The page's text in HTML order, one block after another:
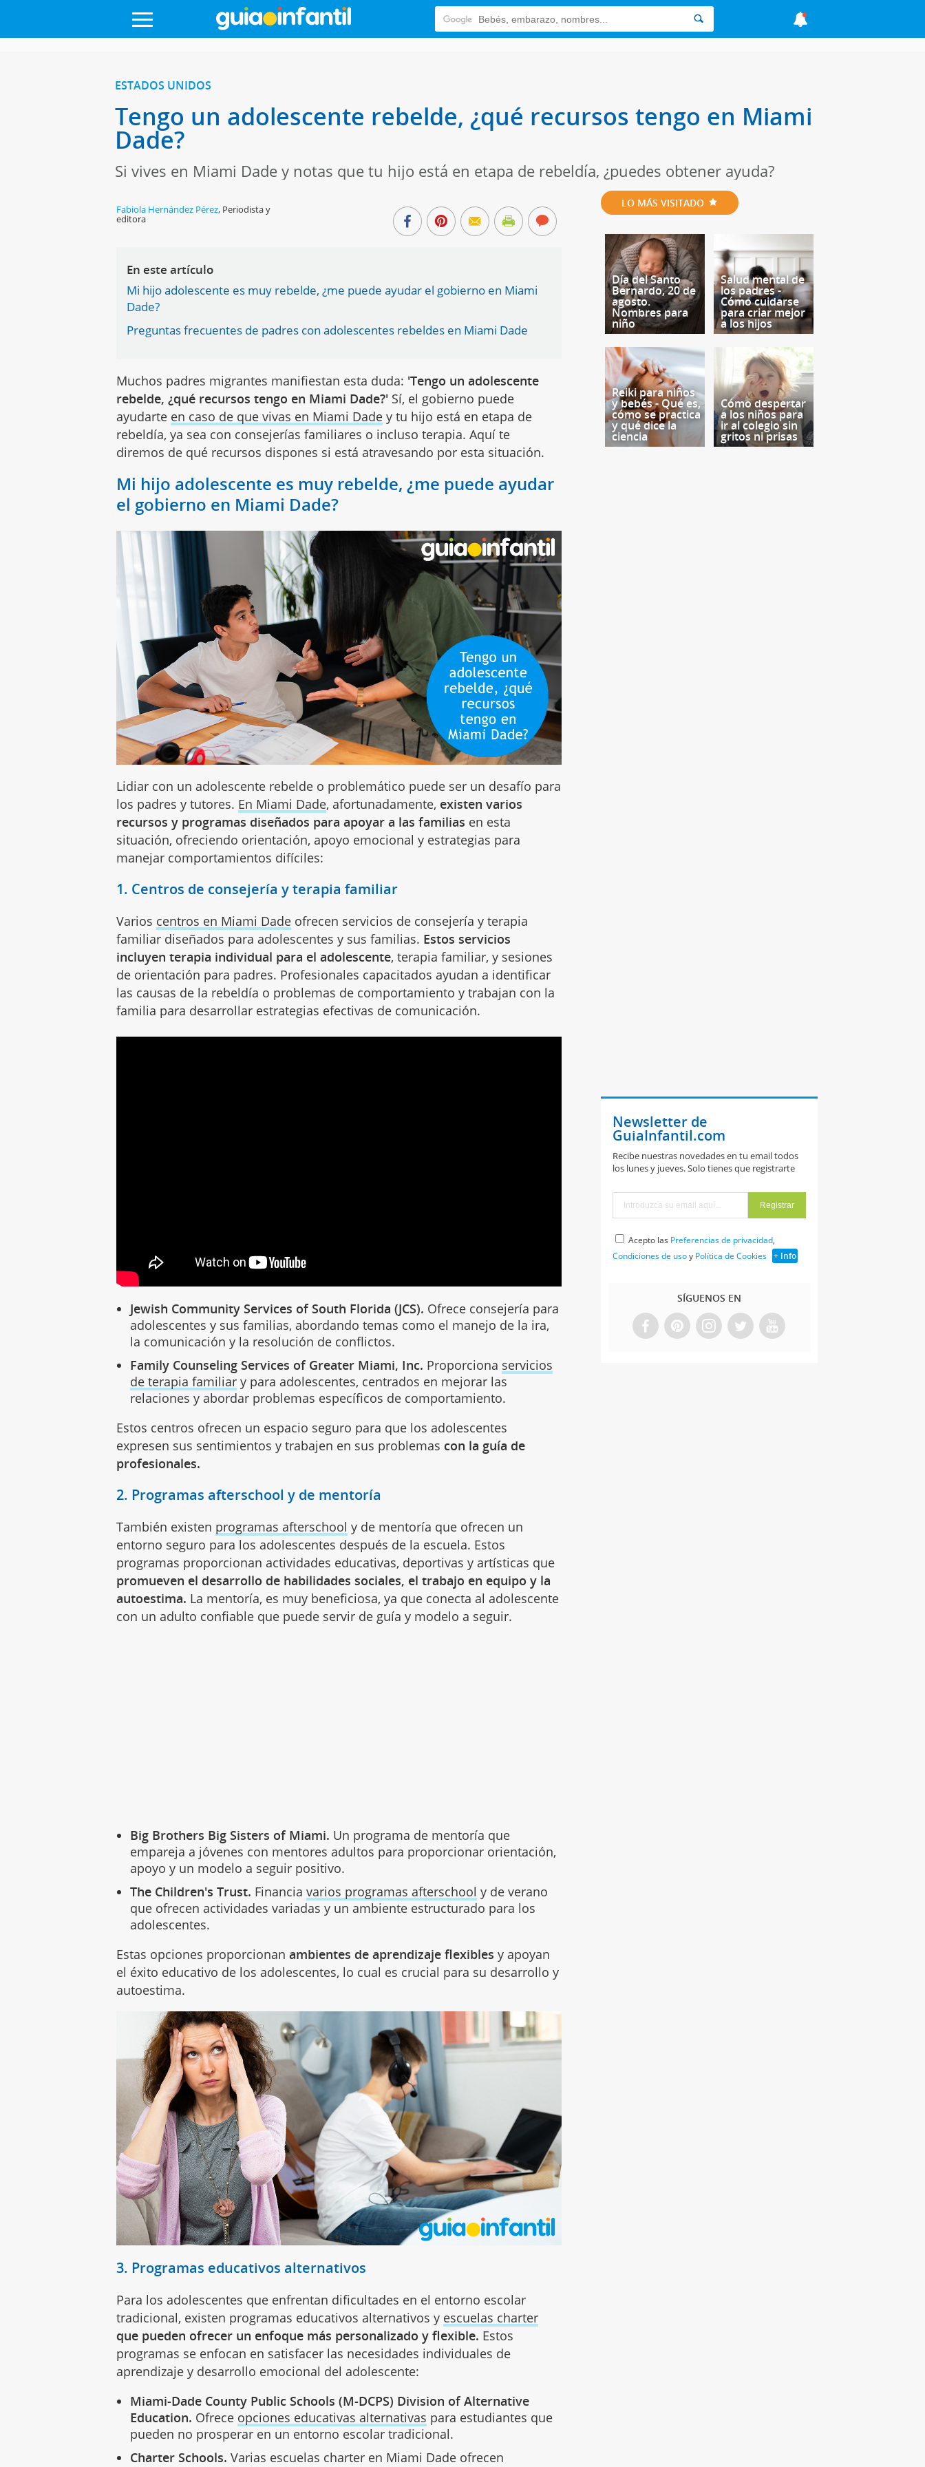
ESTADOS UNIDOS
Tengo un adolescente rebelde, ¿qué recursos tengo en Miami
Dade?
Si vives en Miami Dade y notas que tu hijo está en etapa de rebeldía, ¿puedes obtener ayuda?
Fabiola Hernández Pérez, Periodista y
editora
En este artículo
Mi hijo adolescente es muy rebelde, ¿me puede ayudar el gobierno en Miami
Dade?
Preguntas frecuentes de padres con adolescentes rebeldes en Miami Dade
Muchos padres migrantes manifiestan esta duda: 'Tengo un adolescente
rebelde, ¿qué recursos tengo en Miami Dade?' Sí, el gobierno puede
ayudarte en caso de que vivas en Miami Dade y tu hijo está en etapa de
rebeldía, ya sea con consejerías familiares o incluso terapia. Aquí te
diremos de qué recursos dispones si está atravesando por esta situación.
Mi hijo adolescente es muy rebelde, ¿me puede ayudar
el gobierno en Miami Dade?
Lidiar con un adolescente rebelde o problemático puede ser un desafío para
los padres y tutores. En Miami Dade, afortunadamente, existen varios
recursos y programas diseñados para apoyar a las familias en esta
situación, ofreciendo orientación, apoyo emocional y estrategias para
manejar comportamientos difíciles:
1. Centros de consejería y terapia familiar
Varios centros en Miami Dade ofrecen servicios de consejería y terapia
familiar diseñados para adolescentes y sus familias. Estos servicios
incluyen terapia individual para el adolescente, terapia familiar, y sesiones
de orientación para padres. Profesionales capacitados ayudan a identificar
las causas de la rebeldía o problemas de comportamiento y trabajan con la
familia para desarrollar estrategias efectivas de comunicación.
Jewish Community Services of South Florida (JCS). Ofrece consejería para
adolescentes y sus familias, abordando temas como el manejo de la ira,
la comunicación y la resolución de conflictos.
Family Counseling Services of Greater Miami, Inc. Proporciona servicios
de terapia familiar y para adolescentes, centrados en mejorar las
relaciones y abordar problemas específicos de comportamiento.
Estos centros ofrecen un espacio seguro para que los adolescentes
expresen sus sentimientos y trabajen en sus problemas con la guía de
profesionales.
2. Programas afterschool y de mentoría
También existen programas afterschool y de mentoría que ofrecen un
entorno seguro para los adolescentes después de la escuela. Estos
programas proporcionan actividades educativas, deportivas y artísticas que
promueven el desarrollo de habilidades sociales, el trabajo en equipo y la
autoestima. La mentoría, es muy beneficiosa, ya que conecta al adolescente
con un adulto confiable que puede servir de guía y modelo a seguir.
Big Brothers Big Sisters of Miami. Un programa de mentoría que
empareja a jóvenes con mentores adultos para proporcionar orientación,
apoyo y un modelo a seguir positivo.
The Children's Trust. Financiavarios programas afterschool y de verano
que ofrecen actividades variadas y un ambiente estructurado para los
adolescentes.
Estas opciones proporcionanambientes de aprendizaje flexibles y apoyan
el éxito educativo de los adolescentes, lo cual es crucial para su desarrollo y
autoestima.
3. Programas educativos alternativos
Para los adolescentes que enfrentan dificultades en el entorno escolar
tradicional, existen programas educativos alternativos y escuelas charter
que pueden ofrecer un enfoque más personalizado y flexible. Estos
programas se enfocan en satisfacer las necesidades individuales de
aprendizaje y desarrollo emocional del adolescente:
Miami-Dade County Public Schools (M-DCPS) Division of Alternative
Education. Ofrece opciones educativas alternativas para estudiantes que
pueden no prosperar en un entorno escolar tradicional.
Charter Schools. Varias escuelas charter en Miami Dade ofrecen
LO MÁS VISITADO
Día del Santo
Bernardo, 20 de
agosto.
Nombres para
niño
Salud mental de
los padres -
Cómo cuidarse
para criar mejor
a los hijos
Reiki para niños
y bebés - Qué es,
cómo se practica
y qué dice la
ciencia
Cómo despertar
a los niños para
ir al colegio sin
gritos ni prisas
Newsletter de
GuiaInfantil.com
Recibe nuestras novedades en tu email todos
los lunes y jueves. Solo tienes que registrarte
Acepto las Preferencias de privacidad,
Condiciones de usoy Política de Cookies + Info
SÍGUENOS EN